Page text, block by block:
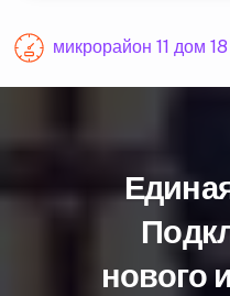
микрорайон 11 дом
нового